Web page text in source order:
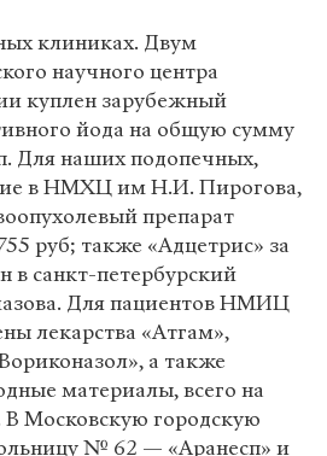
клиниках. Двум
научного центра
куплен зарубежный
йода на общую сумму
Для наших подопечных,
в НМХЦ им Н.И. Пирогова,
препарат
руб; также «Адцетрис» за
в санкт-петербурский
Для пациентов НМИЦ
лекарства «Атгам»,
а также
материалы, всего на
В Московскую городскую
№ 62 — «Аранесп» и